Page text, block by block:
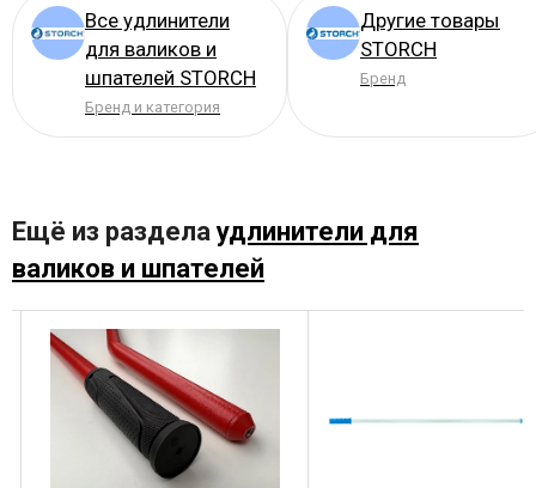
Все удлинители
для валиков и
шпателей STORCH
Бренд и категория
Другие товары
STORCH
Бренд
Ещё из разделаудлинители для
валиков и шпателей